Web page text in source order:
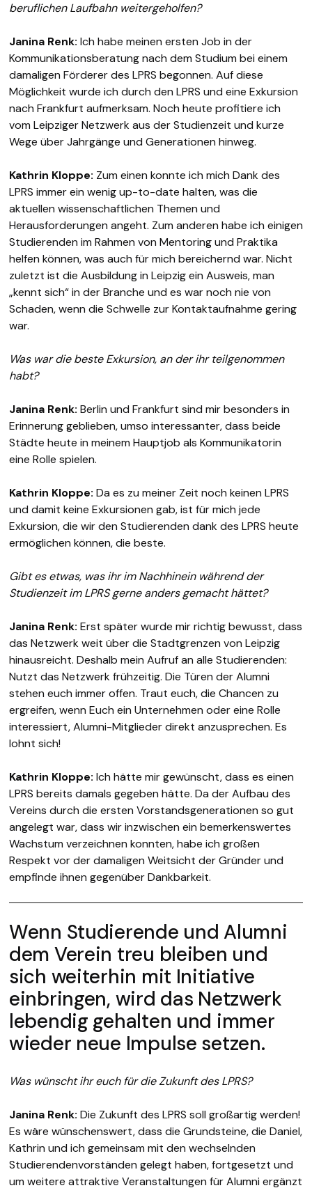
beruflichen Laufbahn weitergeholfen?
Janina Renk: Ich habe meinen ersten Job in der
Kommunikationsberatung nach dem Studium bei einem
damaligen Förderer des LPRS begonnen. Auf diese
Möglichkeit wurde ich durch den LPRS und eine Exkursion
nach Frankfurt aufmerksam. Noch heute profitiere ich
vom Leipziger Netzwerk aus der Studienzeit und kurze
Wege über Jahrgänge und Generationen hinweg.
Kathrin Kloppe: Zum einen konnte ich mich Dank des
LPRS immer ein wenig up-to-date halten, was die
aktuellen wissenschaftlichen Themen und
Herausforderungen angeht. Zum anderen habe ich einigen
Studierenden im Rahmen von Mentoring und Praktika
helfen können, was auch für mich bereichernd war. Nicht
zuletzt ist die Ausbildung in Leipzig ein Ausweis, man
„kennt sich“ in der Branche und es war noch nie von
Schaden, wenn die Schwelle zur Kontaktaufnahme gering
war.
Was war die beste Exkursion, an der ihr teilgenommen
habt?
Janina Renk: Berlin und Frankfurt sind mir besonders in
Erinnerung geblieben, umso interessanter, dass beide
Städte heute in meinem Hauptjob als Kommunikatorin
eine Rolle spielen.
Kathrin Kloppe: Da es zu meiner Zeit noch keinen LPRS
und damit keine Exkursionen gab, ist für mich jede
Exkursion, die wir den Studierenden dank des LPRS heute
ermöglichen können, die beste.
Gibt es etwas, was ihr im Nachhinein während der
Studienzeit im LPRS gerne anders gemacht hättet?
Janina Renk: Erst später wurde mir richtig bewusst, dass
das Netzwerk weit über die Stadtgrenzen von Leipzig
hinausreicht. Deshalb mein Aufruf an alle Studierenden:
Nutzt das Netzwerk frühzeitig. Die Türen der Alumni
stehen euch immer offen. Traut euch, die Chancen zu
ergreifen, wenn Euch ein Unternehmen oder eine Rolle
interessiert, Alumni-Mitglieder direkt anzusprechen. Es
lohnt sich!
Kathrin Kloppe: Ich hätte mir gewünscht, dass es einen
LPRS bereits damals gegeben hätte. Da der Aufbau des
Vereins durch die ersten Vorstandsgenerationen so gut
angelegt war, dass wir inzwischen ein bemerkenswertes
Wachstum verzeichnen konnten, habe ich großen
Respekt vor der damaligen Weitsicht der Gründer und
empfinde ihnen gegenüber Dankbarkeit.
Wenn Studierende und Alumni
dem Verein treu bleiben und
sich weiterhin mit Initiative
einbringen, wird das Netzwerk
lebendig gehalten und immer
wieder neue Impulse setzen.
Was wünscht ihr euch für die Zukunft des LPRS?
Janina Renk: Die Zukunft des LPRS soll großartig werden!
Es wäre wünschenswert, dass die Grundsteine, die Daniel,
Kathrin und ich gemeinsam mit den wechselnden
Studierendenvorständen gelegt haben, fortgesetzt und
um weitere attraktive Veranstaltungen für Alumni ergänzt